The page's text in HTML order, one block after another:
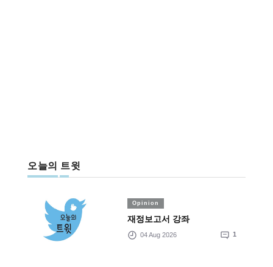
오늘의 트윗
Opinion
재정보고서 강좌
04 Aug 2026 1